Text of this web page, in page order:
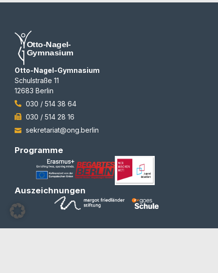
Otto-Nagel-Gymnasium
Schulstraße 11
12683 Berlin
030 / 514 38 64
030 / 514 28 16
sekretariat@ong.berlin
Programme
Auszeichnungen